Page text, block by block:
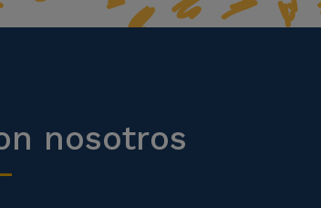
nosotros